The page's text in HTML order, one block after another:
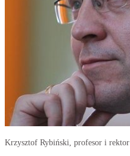
Krzysztof Rybiński, profesor i